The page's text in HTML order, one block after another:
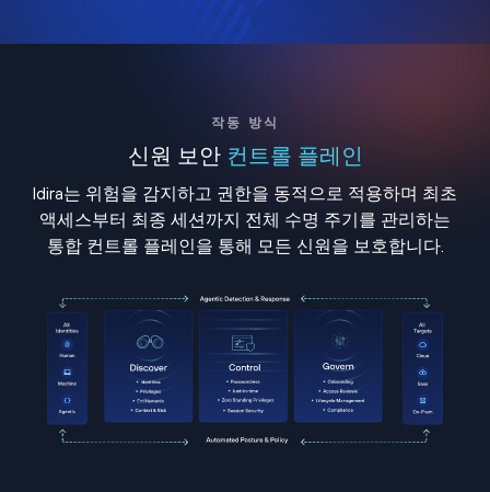
작동 방식
신원 보안 컨트롤 플레인
Idira는 위험을 감지하고 권한을 동적으로 적용하며 최초
액세스부터 최종 세션까지 전체 수명 주기를 관리하는
통합 컨트롤 플레인을 통해 모든 신원을 보호합니다.